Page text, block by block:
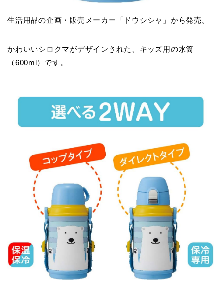
生活用品の企画・販売メーカー「ドウシシャ」から発売。
かわいいシロクマがデザインされた、キッズ用の水筒
（600ml）です。